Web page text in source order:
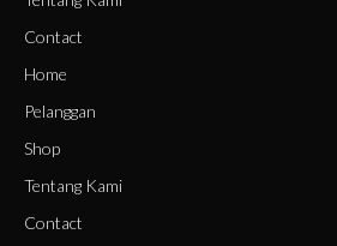
Contact
Home
Pelanggan
Shop
Tentang Kami
Contact